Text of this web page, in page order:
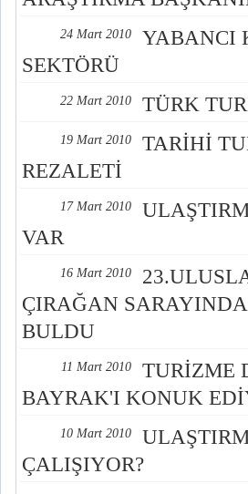
24 Mart 2010
YABANCI
SEKTÖRÜ
22 Mart 2010 TÜRK
19 Mart 2010
TARİHİ
REZALETİ
17 Mart 2010
VAR
16 Mart 2010
ÇIRAĞAN
BULDU
11 Mart 2010
TURİZME
BAYRAK'I KONUK
10 Mart 2010
ÇALIŞIYOR?